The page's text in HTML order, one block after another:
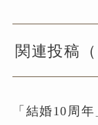
関連投稿
「結婚10周